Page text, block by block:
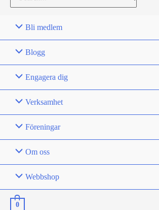
for:
Bli medlem
Blogg
Engagera dig
Verksamhet
Föreningar
Om oss
Webbshop
0